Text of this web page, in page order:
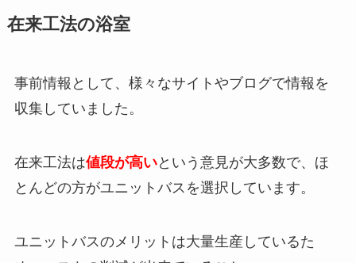
在来工法の浴室
事前情報として、様々なサイトやブログで情報を
収集していました。
在来工法は値段が高いという意見が大多数で、ほ
とんどの方がユニットバスを選択しています。
ユニットバスのメリットは大量生産しているた